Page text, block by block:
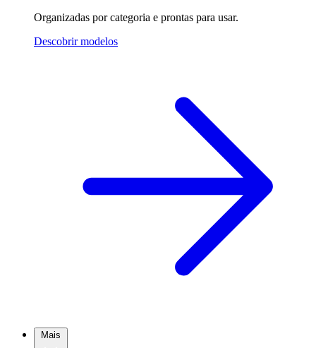
Organizadas por categoria e prontas para usar.
Descobrir modelos